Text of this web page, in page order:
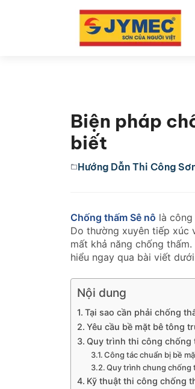
Biện pháp
biết
Hướng Dẫn Thi Công
Chống thấm Sê nô là
Do thường xuyên tiếp xúc
mất khả năng chống
hiểu ngay qua bài viết
Nội dung
Tại sao cần phải chống
Yêu cầu bề mặt bê tông
Quy trình thi công chống
Công tác chuẩn bị bề
Quy trình chung chống
Kỹ thuật thi công chống